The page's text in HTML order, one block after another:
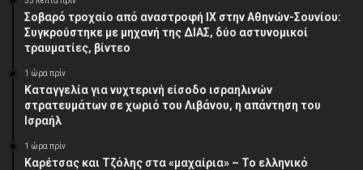
Σοβαρό τροχαίο από αναστροφή ΙΧ στην Αθηνών-Σουνίου:
Συγκρούστηκε με μηχανή της ΔΙΑΣ, δύο αστυνομικοί
τραυματίες, βίντεο
1 ώρα πρίν
Καταγγελία για νυχτερινή είσοδο ισραηλινών
στρατευμάτων σε χωριό του Λιβάνου, η απάντηση του
Ισραήλ
1 ώρα πρίν
Καρέτσας και Τζόλης στα «μαχαίρια» – Το ελληνικό